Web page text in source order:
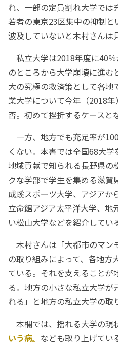
れ、一部の定員割れ大学では
若者の東京23区集中の抑制
波及していないと木村さんは
私立大学は2018年度に40
のところから大学崩壊に進
大の究極の救済策として各地
業大学について今年（2018
否。初めて挫折するケースと
一方、地方でも充足率が
くない。本書では全国68大学
地域貢献で知られる長野県の
クな学部で学生を集める滋賀
成蹊スポーツ大学、アジアか
立命館アジア太平洋大学、地
い松山大学などを紹介してい
木村さんは「大都市のマン
の取り組みによって、各地方
ている。それを支えることが
る。地方の小さな私立大学
れる」と地方の私立大学の取
本欄では、揺れる大学の現
いう病』 なども取り上げて